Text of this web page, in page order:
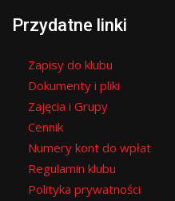
Przydatne linki
Zapisy do klubu
Dokumenty i pliki
Zajęcia i Grupy
Cennik
Numery kont do wpłat
Regulamin klubu
Polityka prywatności